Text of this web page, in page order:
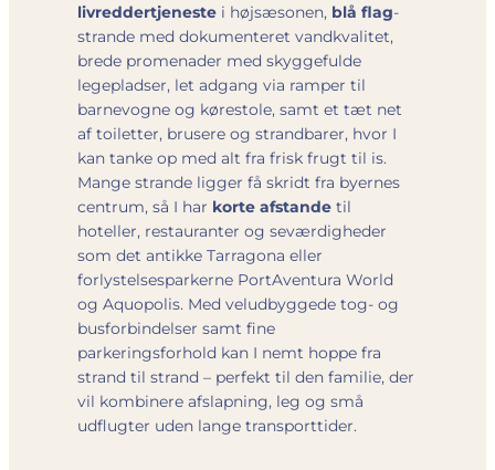
livreddertjeneste i højsæsonen, blå flag-
strande med dokumenteret vandkvalitet,
brede promenader med skyggefulde
legepladser, let adgang via ramper til
barnevogne og kørestole, samt et tæt net
af toiletter, brusere og strandbarer, hvor I
kan tanke op med alt fra frisk frugt til is.
Mange strande ligger få skridt fra byernes
centrum, så I har korte afstande til
hoteller, restauranter og seværdigheder
som det antikke Tarragona eller
forlystelsesparkerne PortAventura World
og Aquopolis. Med veludbyggede tog- og
busforbindelser samt fine
parkeringsforhold kan I nemt hoppe fra
strand til strand – perfekt til den familie, der
vil kombinere afslapning, leg og små
udflugter uden lange transporttider.